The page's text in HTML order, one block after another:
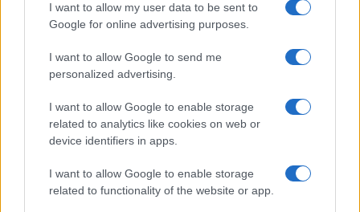
I want to allow my user data to be sent to
Google for online advertising purposes.
I want to allow Google to send me
personalized advertising.
I want to allow Google to enable storage
related to analytics like cookies on web or
device identifiers in apps.
I want to allow Google to enable storage
related to functionality of the website or app.
Frasi film più lette
Incipit dei film
Film più cercati
Frasi sul cinema
SERVIZI
Mappa del sito
Cookie Policy
Frasi suddivise per tema